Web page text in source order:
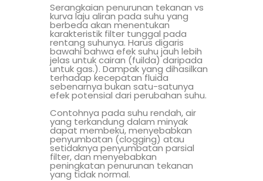
Serangkaian penurunan tekanan vs
kurva laju aliran pada suhu yang
berbeda akan menentukan
karakteristik filter tunggal pada
rentang suhunya. Harus digaris
bawahi bahwa efek suhu jauh lebih
jelas untuk cairan (fuilda) daripada
untuk gas.). Dampak yang dihasilkan
terhadap kecepatan fluida
sebenarnya bukan satu-satunya
efek potensial dari perubahan suhu.
Contohnya pada suhu rendah, air
yang terkandung dalam minyak
dapat membeku, menyebabkan
penyumbatan (clogging) atau
setidaknya penyumbatan parsial
filter, dan menyebabkan
peningkatan penurunan tekanan
yang tidak normal.